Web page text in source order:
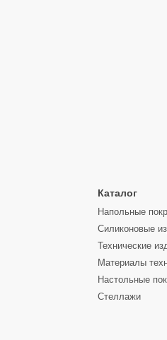
Каталог
Напольные
Силиконовые
Технические
Материалы
Настольные
Стеллажи